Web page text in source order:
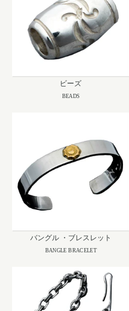
ビーズ
BEADS
バングル ・ブレスレット
BANGLE BRACELET